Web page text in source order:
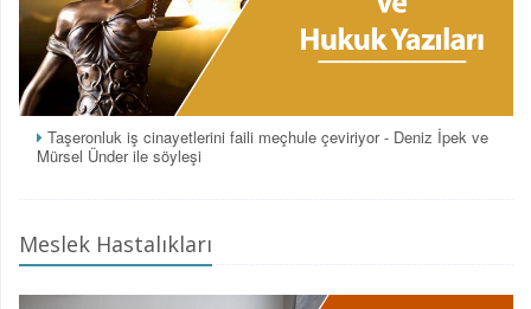
Taşeronluk iş cinayetlerini faili meçhule çeviriyor - Deniz İpek ve
Mürsel Ünder ile söyleşi
Meslek Hastalıkları